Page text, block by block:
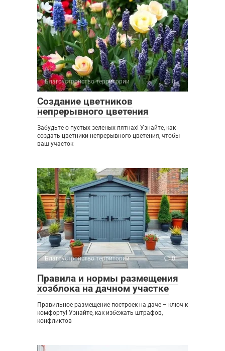
Благоустройство территории 0
Создание цветников
непрерывного цветения
Забудьте о пустых зеленых пятнах! Узнайте, как
создать цветники непрерывного цветения, чтобы
ваш участок
Благоустройство территории 0
Правила и нормы размещения
хозблока на дачном участке
Правильное размещение построек на даче – ключ к
комфорту! Узнайте, как избежать штрафов,
конфликтов